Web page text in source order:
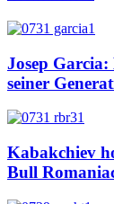
Josep
seiner
Kabakchiev
Bull